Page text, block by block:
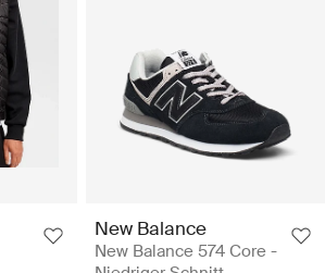
New Balance
New Balance 574 Core -